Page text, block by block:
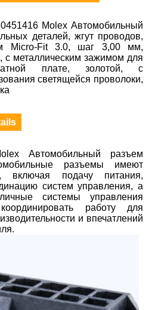
Molex Автомобильный
деталей, жгут проводов,
Micro-Fit 3.0, шаг 3,00 мм,
с металлическим зажимом для
плате, золотой, с
светящейся проволоки,
Автомобильный разъем
разъемы имеют
включая подачу питания,
систем управления, а
системы управления
работу для
и впечатлений